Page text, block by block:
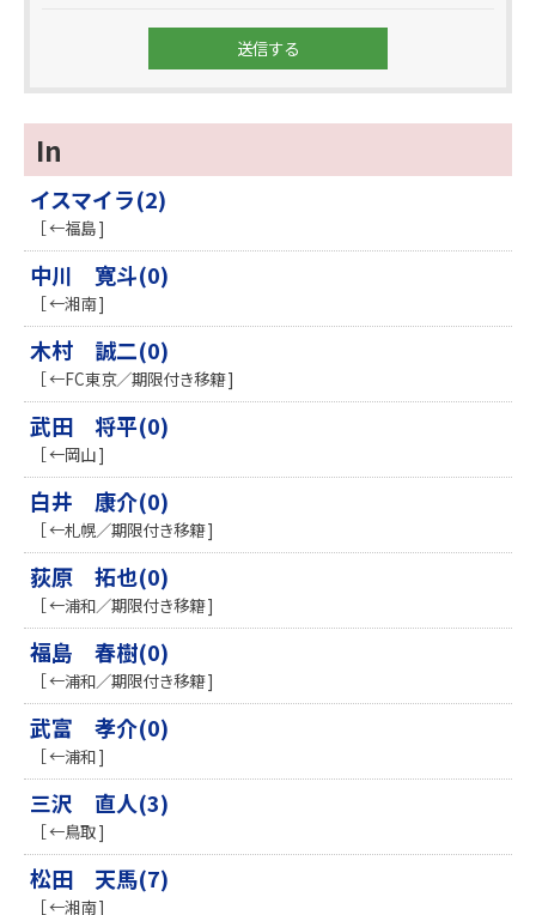
In
イスマイラ(2)
［ ←福島 ]
中川 寛斗(0)
［ ←湘南 ]
木村 誠二(0)
［ ←FC東京／期限付き移籍 ]
武田 将平(0)
［ ←岡山 ]
白井 康介(0)
［ ←札幌／期限付き移籍 ]
荻原 拓也(0)
［ ←浦和／期限付き移籍 ]
福島 春樹(0)
［ ←浦和／期限付き移籍 ]
武富 孝介(0)
［ ←浦和 ]
三沢 直人(3)
［ ←鳥取 ]
松田 天馬(7)
［ ←湘南 ]